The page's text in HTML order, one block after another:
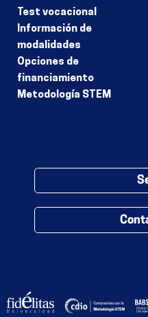
Test vocacional
Información de
modalidades
Opciones de
financiamiento
Metodología STEM